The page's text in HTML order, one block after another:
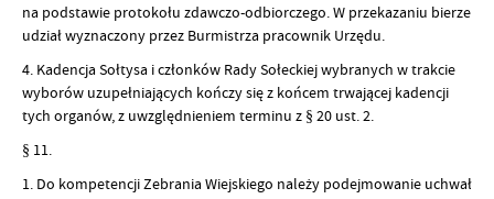
na podstawie protokołu zdawczo-odbiorczego. W przekazaniu bierze
udział wyznaczony przez Burmistrza pracownik Urzędu.
4. Kadencja Sołtysa i członków Rady Sołeckiej wybranych w trakcie
wyborów uzupełniających kończy się z końcem trwającej kadencji
tych organów, z uwzględnieniem terminu z § 20 ust. 2.
§ 11.
1. Do kompetencji Zebrania Wiejskiego należy podejmowanie uchwał